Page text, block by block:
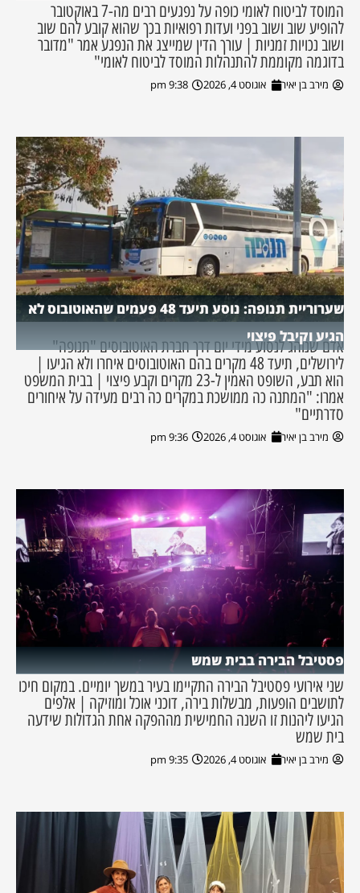
המוסד לביטוח לאומי כופה על נפגעים רבים מה-7 באוקטובר
להופיע שוב ושוב בפני ועדות רפואיות בכך שהוא קובע להם שוב
ושוב נכויות זמניות | עורך הדין שמייצג את הנפגע אמר "מדובר
בדוגמה מקוממת להתנהלות המוסד לביטוח לאומי"
מירב בן יאיר אוגוסט 4, 2026 9:38 pm
שערוריית תנופה: נוסע תיעד 48 פעמים שהאוטובוס לא
הגיע וקיבל פיצוי
אדם שנוהג לנסוע מידי יום דרך חברת האוטובוסים "תנופה"
לירושלים, תיעד 48 מקרים בהם האוטובוסים איחרו ולא הגיעו |
הוא תבע, השופט האמין ל-23 מקרים וקבע פיצוי | בבית המשפט
אמרו: "המתנה כה ממושכת במקרים כה רבים מעידה על איחורים
סדרתיים"
מירב בן יאיר אוגוסט 4, 2026 9:36 pm
פסטיבל הבירה בבית שמש
שני אירועי פסטיבל הבירה התקיימו בעיר במשך יומיים. במקום חיכו
לתושבים הופעות, מבשלות בירה, דוכני אוכל ומוזיקה | אלפים
הגיעו ליהנות זו השנה החמישית מההפקה אחת הגדולות שידעה
בית שמש
מירב בן יאיר אוגוסט 4, 2026 9:35 pm